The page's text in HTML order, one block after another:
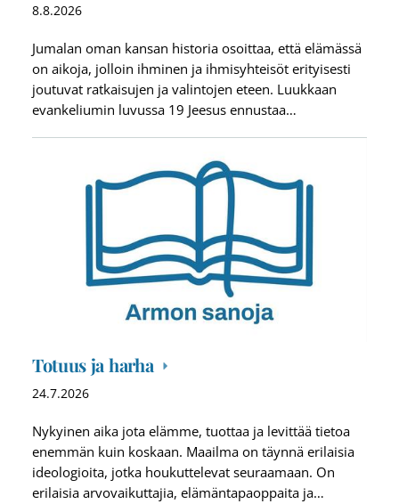
8.8.2026
Jumalan oman kansan historia osoittaa, että elämässä
on aikoja, jolloin ihminen ja ihmisyhteisöt erityisesti
joutuvat ratkaisujen ja valintojen eteen. Luukkaan
evankeliumin luvussa 19 Jeesus ennustaa…
Totuus ja harha
24.7.2026
Nykyinen aika jota elämme, tuottaa ja levittää tietoa
enemmän kuin koskaan. Maailma on täynnä erilaisia
ideologioita, jotka houkuttelevat seuraamaan. On
erilaisia arvovaikuttajia, elämäntapaoppaita ja…